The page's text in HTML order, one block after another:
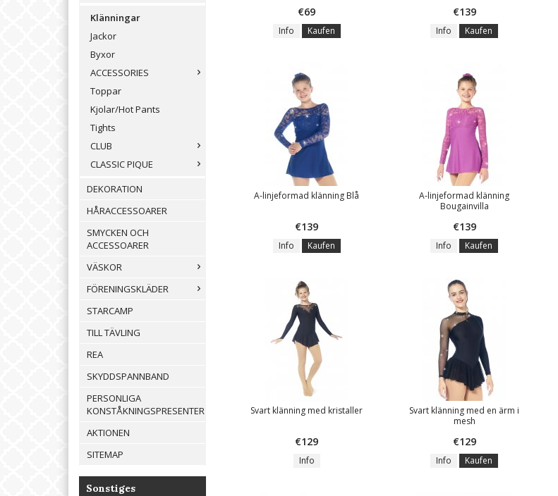
Klänningar
Jackor
Byxor
ACCESSORIES
Toppar
Kjolar/Hot Pants
Tights
CLUB
CLASSIC PIQUE
DEKORATION
HÅRACCESSOARER
SMYCKEN OCH
ACCESSOARER
VÄSKOR
FÖRENINGSKLÄDER
STARCAMP
TILL TÄVLING
REA
SKYDDSPANNBAND
PERSONLIGA
KONSTÅKNINGSPRESENTER
AKTIONEN
SITEMAP
Sonstiges
€69
Info Kaufen
€139
Info Kaufen
A-linjeformad klänning Blå
€139
Info Kaufen
A-linjeformad klänning
Bougainvilla
€139
Info Kaufen
Svart klänning med kristaller
€129
Info
Svart klänning med en ärm i
mesh
€129
Info Kaufen